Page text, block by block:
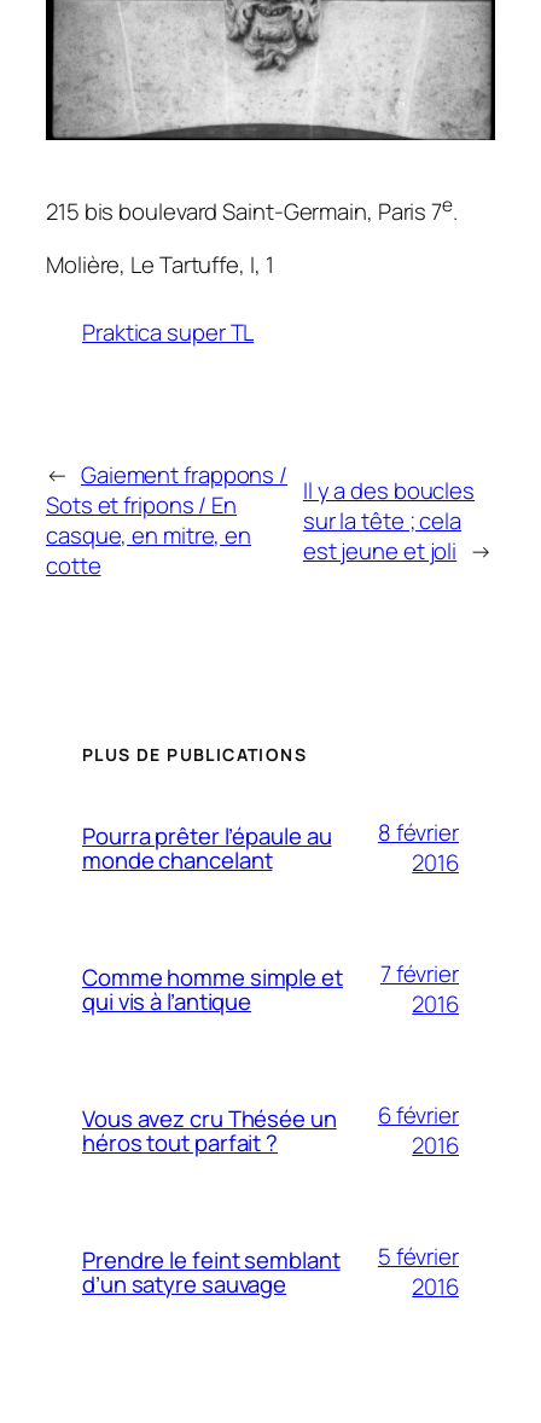
215 bis boulevard Saint-Germain, Paris 7e.
Molière, Le Tartuffe, I, 1
Praktica super TL
← Gaiement frappons /
Sots et fripons / En
casque, en mitre, en
cotte
Il y a des boucles
sur la tête ; cela
est jeune et joli →
PLUS DE PUBLICATIONS
Pourra prêter l’épaule au
monde chancelant
8 février
2016
Comme homme simple et
qui vis à l’antique
7 février
2016
Vous avez cru Thésée un
héros tout parfait ?
6 février
2016
Prendre le feint semblant
d’un satyre sauvage
5 février
2016